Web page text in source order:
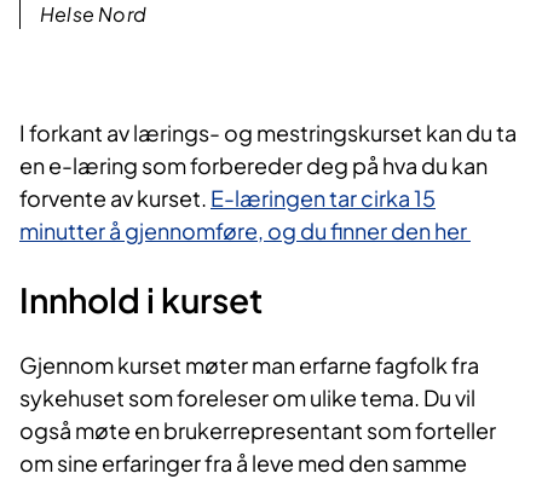
Helse Nord
I forka​nt av lærings- og mestringskurset kan du ta
en e-læring som forbereder deg på hva du kan
forvente av kurset. E-læringen tar cirka 15
minutter å gjennomføre, og du finner den her​
Innhold i kurset​
Gjenno​m kurset møter man erfarne fagfolk fra
sykehuset som foreleser om ulike tema. Du vil
også møte en brukerrepresentant som forteller
om sine erfaringer fra å leve med den samme